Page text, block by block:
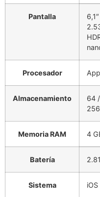
Pantalla
Procesador
Almacenamiento
64
Memoria RAM 4
Batería
Sistema iOS